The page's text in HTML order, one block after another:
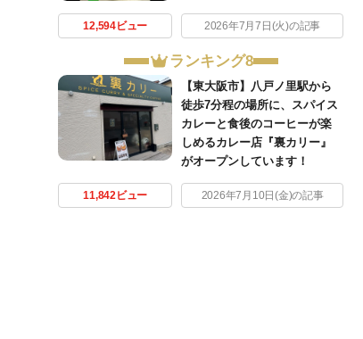
12,594ビュー 2026年7月7日(火)の記事
ランキング8
【東大阪市】八戸ノ里駅から
徒歩7分程の場所に、スパイス
カレーと食後のコーヒーが楽
しめるカレー店『裏カリー』
がオープンしています！
11,842ビュー 2026年7月10日(金)の記事